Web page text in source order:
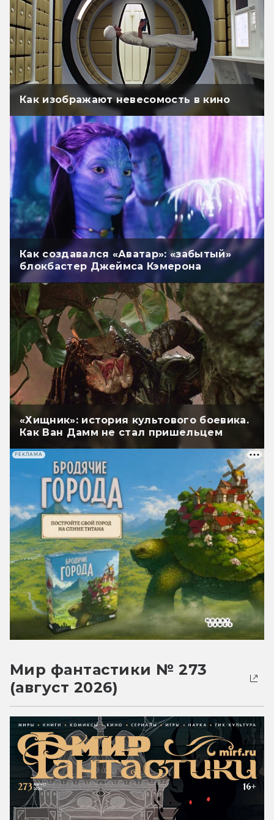
Как изображают невесомость в кино
Как создавался «Аватар»: «забытый»
блокбастер Джеймса Кэмерона
«Хищник»: история культового боевика.
Как Ван Дамм не стал пришельцем
РЕКЛАМА
Мир фантастики № 273
(август 2026)